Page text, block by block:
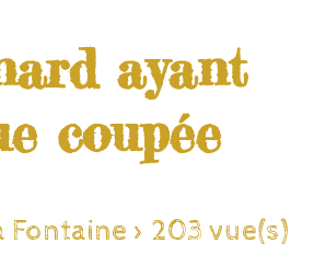
ayant
coupée
Fontaine > 203 vue(s)